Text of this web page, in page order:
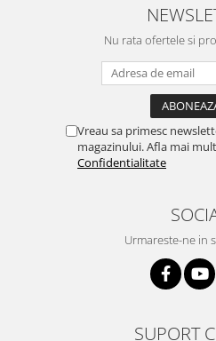
Nu rata ofertele si
Vreau sa primesc
magazinului. Afla mai
Confidentialitate
Urmareste-ne in
SUPORT